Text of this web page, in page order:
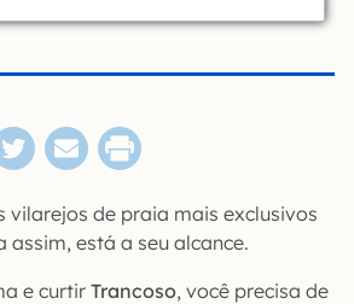
vilarejos de praia mais exclusivos
está a seu alcance.
e curtir Trancoso, você precisa de